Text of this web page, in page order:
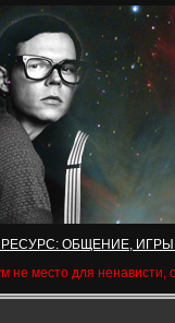
ОБЩЕНИЕ, ИГРЫ
место для